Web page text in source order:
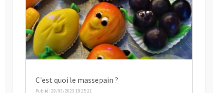
C'est quoi le massepain ?
Publié : 29/03/2023 18:25:21